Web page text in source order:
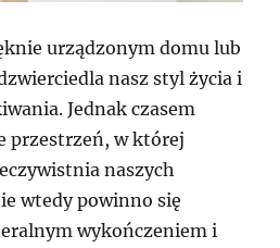
urządzonym domu lub
nasz styl życia i
Jednak czasem
przestrzeń, w której
naszych
wtedy powinno się
wykończeniem i